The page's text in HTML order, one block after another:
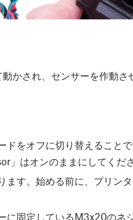
かされ、センサーを作動さ
ドをオフに切り替えるこ
はオンのままにしてくださ
す。始める前に、プリン
に固定しているM3x20のネ